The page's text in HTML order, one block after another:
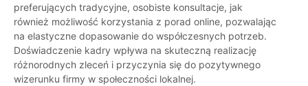
preferujących tradycyjne, osobiste konsultacje, jak
również możliwość korzystania z porad online, pozwalając
na elastyczne dopasowanie do współczesnych potrzeb.
Doświadczenie kadry wpływa na skuteczną realizację
różnorodnych zleceń i przyczynia się do pozytywnego
wizerunku firmy w społeczności lokalnej.